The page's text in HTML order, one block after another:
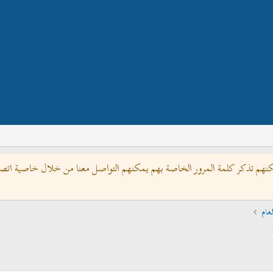
تذكر كلمة المرور الخاصة بهم يمكنهم التواصل معنا من خلال خاصية